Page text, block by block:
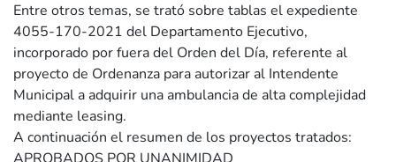
Entre otros temas, se trató sobre tablas el expediente
4055-170-2021 del Departamento Ejecutivo,
incorporado por fuera del Orden del Día, referente al
proyecto de Ordenanza para autorizar al Intendente
Municipal a adquirir una ambulancia de alta complejidad
mediante leasing.
A continuación el resumen de los proyectos tratados: